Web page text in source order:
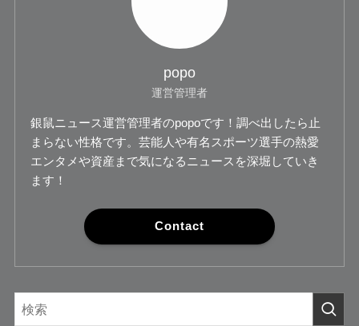
popo
運営管理者
銀鼠ニュース運営管理者のpopoです！調べ出したら止
まらない性格です。芸能人や有名スポーツ選手の熱愛
エンタメや資産まで気になるニュースを深堀していき
ます！
Contact